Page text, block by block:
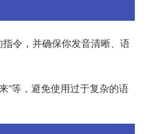
令，并确保你发音清晰、语
”等，避免使用过于复杂的语